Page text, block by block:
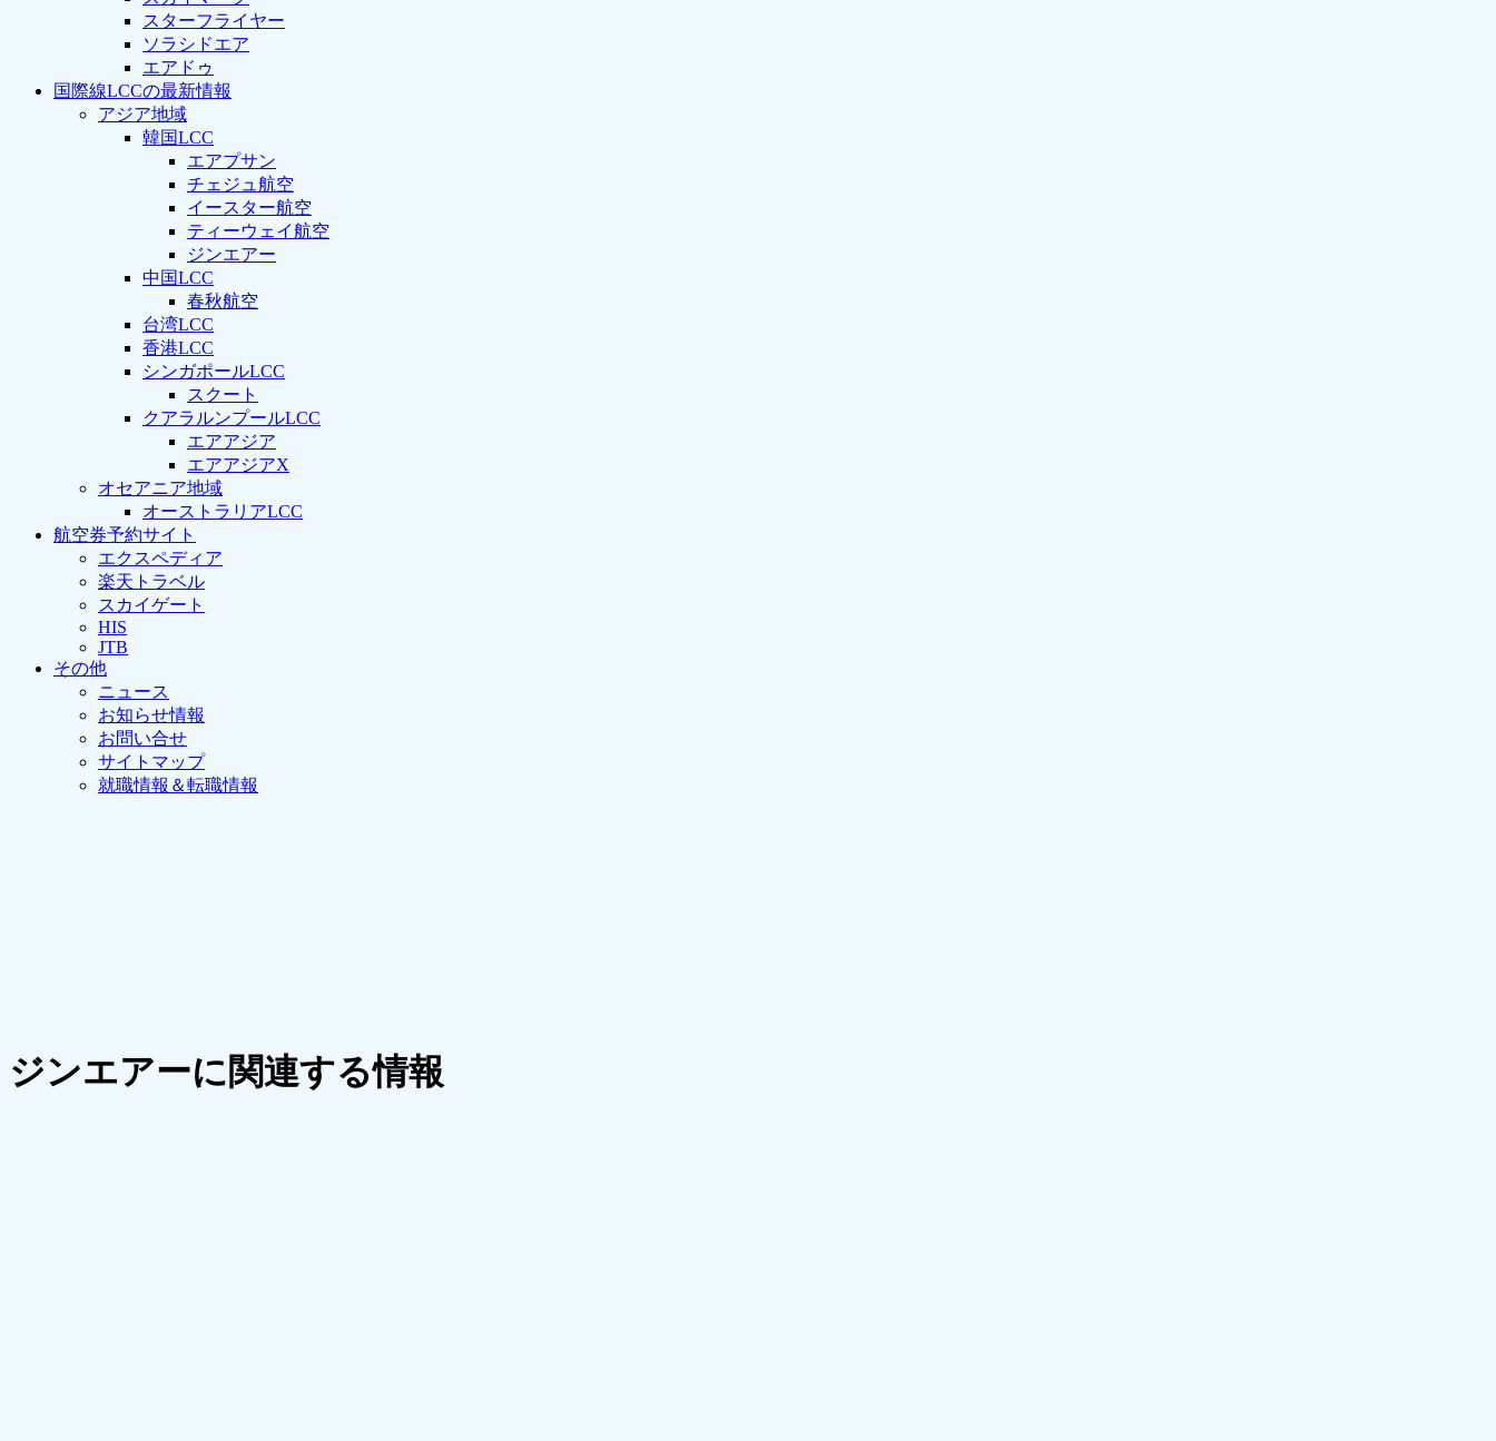
スターフライヤー
ソラシドエア
エアドゥ
国際線LCCの最新情報
アジア地域
韓国LCC
エアプサン
チェジュ航空
イースター航空
ティーウェイ航空
ジンエアー
中国LCC
春秋航空
台湾LCC
香港LCC
シンガポールLCC
スクート
クアラルンプールLCC
エアアジア
エアアジアX
オセアニア地域
オーストラリアLCC
航空券予約サイト
エクスペディア
楽天トラベル
スカイゲート
HIS
JTB
その他
ニュース
お知らせ情報
お問い合せ
サイトマップ
就職情報＆転職情報
ジンエアーに関連する情報